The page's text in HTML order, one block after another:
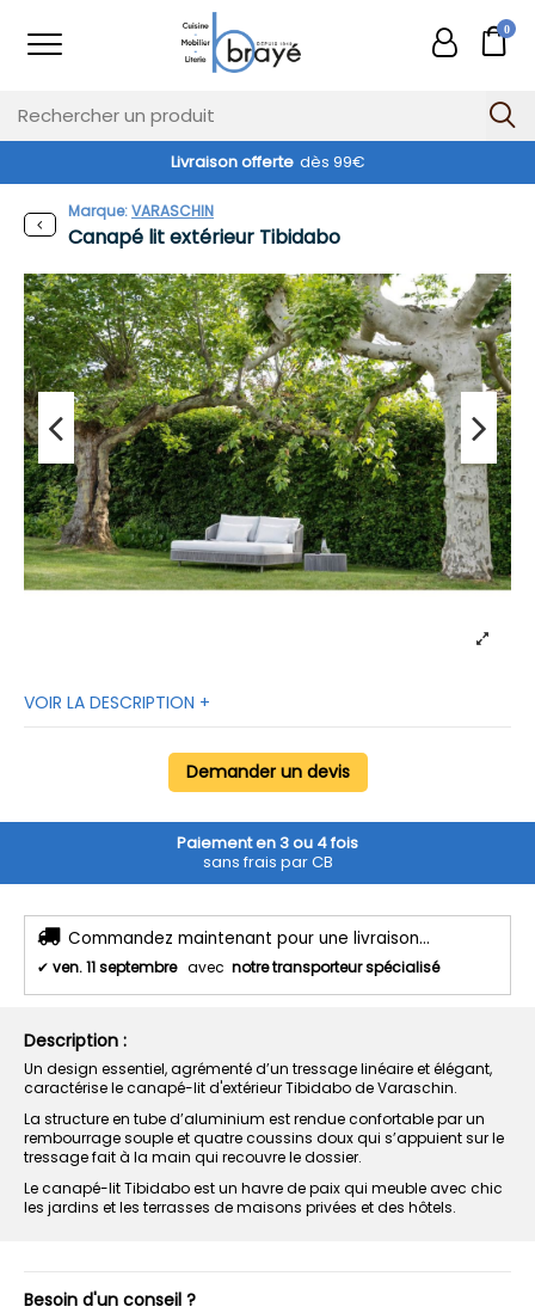
0
Livraison offerte dès 99€
Canapé lit extérieur Tibidabo
Marque:VARASCHIN
VOIR LA DESCRIPTION +
Demander un devis
Paiement en 3 ou 4 fois
sans frais par CB
Commandez maintenant pour une livraison...
✔ ven. 11 septembre avec notre transporteur spécialisé
Description :
Un design essentiel, agrémenté d’un tressage linéaire et élégant,
caractérise le canapé-lit d'extérieur Tibidabo de Varaschin.
La structure en tube d’aluminium est rendue confortable par un
rembourrage souple et quatre coussins doux qui s’appuient sur le
tressage fait à la main qui recouvre le dossier.
Le canapé-lit Tibidabo est un havre de paix qui meuble avec chic
les jardins et les terrasses de maisons privées et des hôtels.
Besoin d'un conseil ?